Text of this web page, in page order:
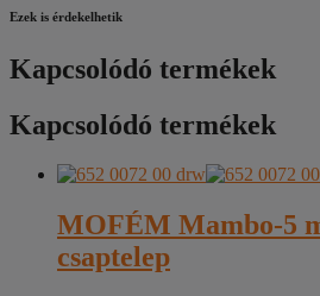
Ezek is érdekelhetik
Kapcsolódó termékek
Kapcsolódó termékek
MOFÉM Mambo-5
csaptelep